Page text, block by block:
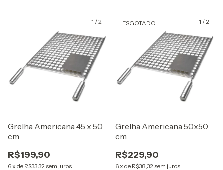
1 /2
Grelha Americana 45 x 50
cm
R$199,90
6x de R$33,32 sem juros
1 /2
ESGOTADO
Grelha Americana 50x50
cm
R$229,90
6x de R$38,32 sem juros